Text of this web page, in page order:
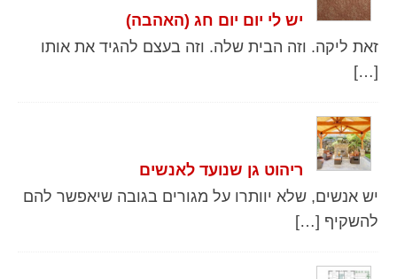
יש לי יום יום חג (האהבה)
זאת ליקה. וזה הבית שלה. וזה בעצם להגיד את אותו
[…]
ריהוט גן שנועד לאנשים
יש אנשים, שלא יוותרו על מגורים בגובה שיאפשר להם
להשקיף […]